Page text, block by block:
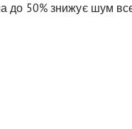
до 50% знижує шум